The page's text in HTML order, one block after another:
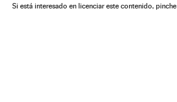
Si está interesado en licenciar este contenido, pinche